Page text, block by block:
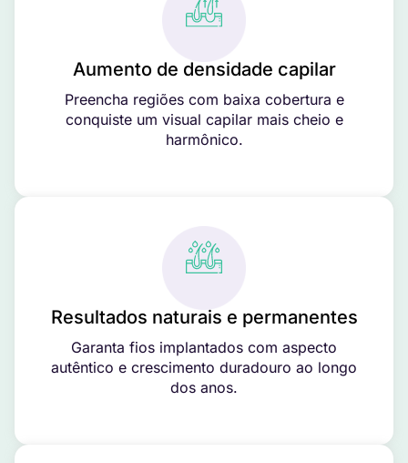
Aumento de densidade capilar
Preencha regiões com baixa cobertura e
conquiste um visual capilar mais cheio e
harmônico.
Resultados naturais e permanentes
Garanta fios implantados com aspecto
autêntico e crescimento duradouro ao longo
dos anos.